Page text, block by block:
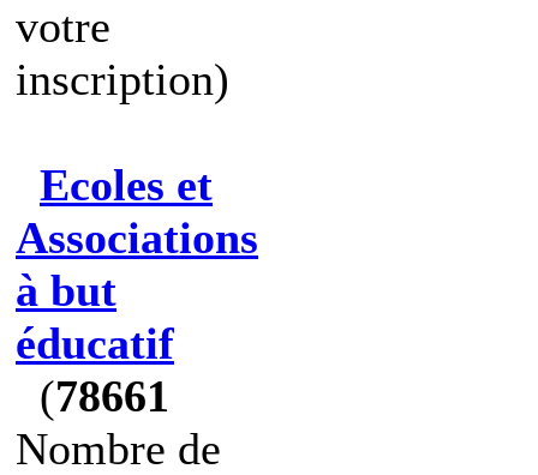
votre
inscription)
Ecoles et
Associations
à but
éducatif
(78661
Nombre de